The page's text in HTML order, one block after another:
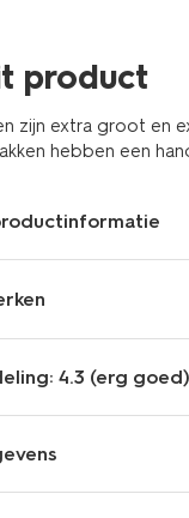
product
zijn extra groot en
hebben een
4.3 (erg goed)